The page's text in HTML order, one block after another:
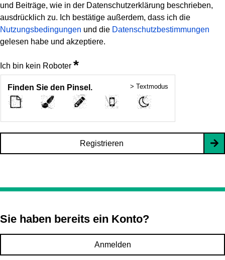
und Beiträge, wie in der Datenschutzerklärung beschrieben,
ausdrücklich zu. Ich bestätige außerdem, dass ich die
Nutzungsbedingungen und die Datenschutzbestimmungen
gelesen habe und akzeptiere.
Ich bin kein Roboter *
Finden Sie den Pinsel. > Textmodus
Registrieren
Sie haben bereits ein Konto?
Anmelden